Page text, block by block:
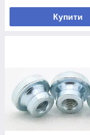
Купити